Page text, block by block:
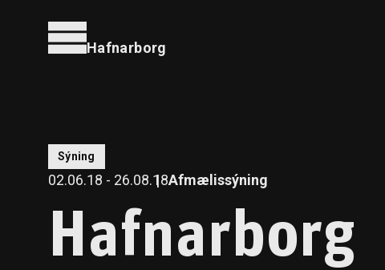
Hafnarborg
Sýning
02.06.18 - 26.08.18Afmælissýning
Hafnarborg